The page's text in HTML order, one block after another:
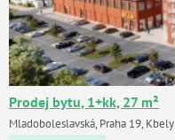
Prodej bytu, 1+kk, 27 m²
Mladoboleslavská, Praha 19, Kbely